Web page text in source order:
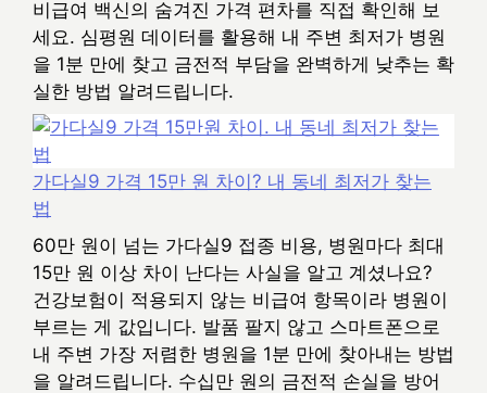
비급여 백신의 숨겨진 가격 편차를 직접 확인해 보
세요. 심평원 데이터를 활용해 내 주변 최저가 병원
을 1분 만에 찾고 금전적 부담을 완벽하게 낮추는 확
실한 방법 알려드립니다.
가다실9 가격 15만 원 차이? 내 동네 최저가 찾는
법
60만 원이 넘는 가다실9 접종 비용, 병원마다 최대
15만 원 이상 차이 난다는 사실을 알고 계셨나요?
건강보험이 적용되지 않는 비급여 항목이라 병원이
부르는 게 값입니다. 발품 팔지 않고 스마트폰으로
내 주변 가장 저렴한 병원을 1분 만에 찾아내는 방법
을 알려드립니다. 수십만 원의 금전적 손실을 방어